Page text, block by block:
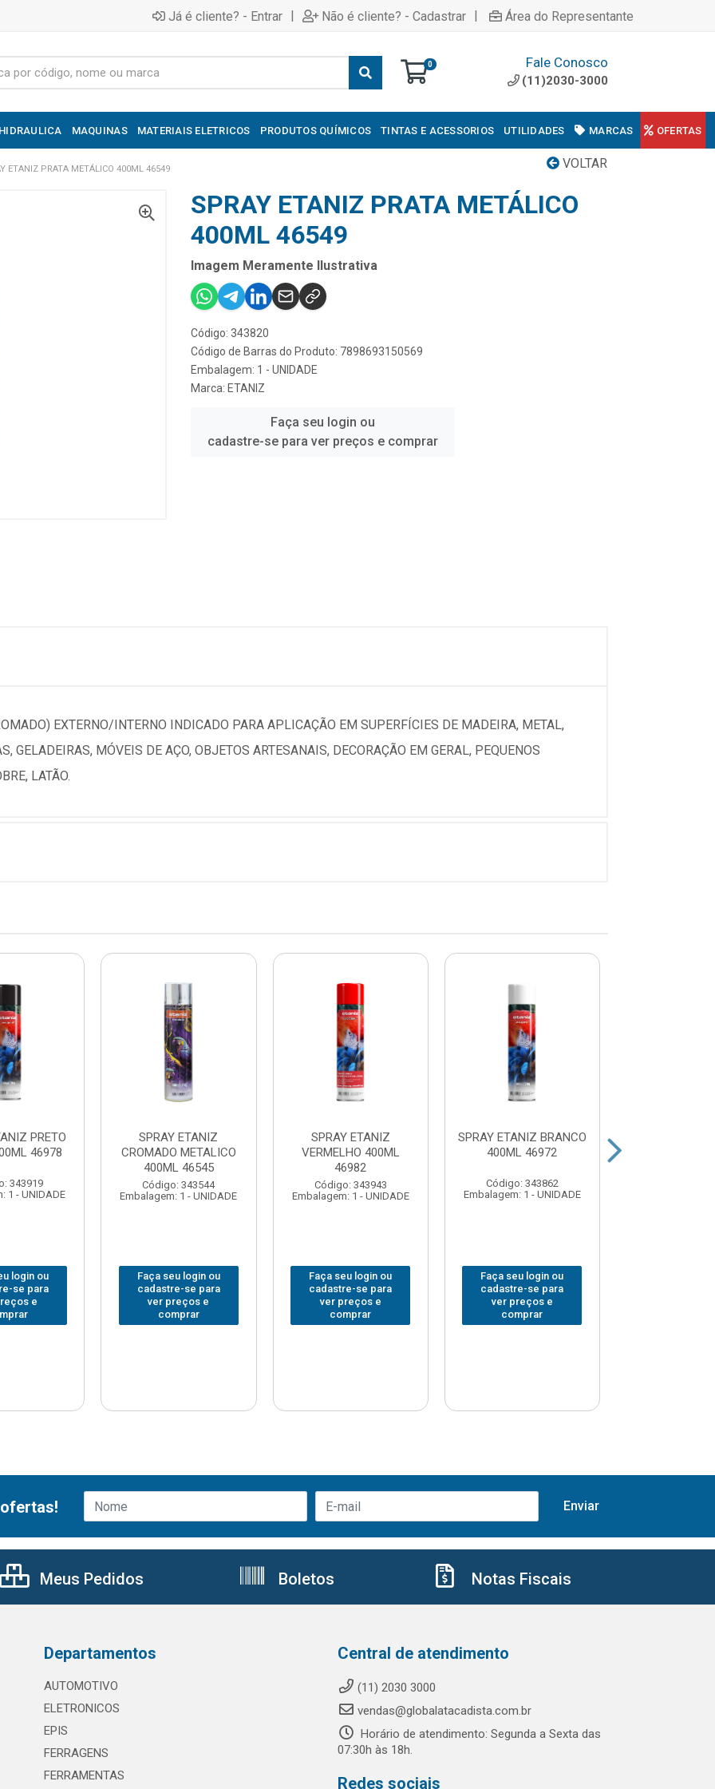
Já é cliente? - Entrar | Não é cliente? - Cadastrar | Área do Representante
0 Fale Conosco
(11)2030-3000
HIDRAULICA MAQUINAS MATERIAIS ELETRICOS PRODUTOS QUÍMICOS TINTAS E ACESSORIOS UTILIDADES MARCAS OFERTAS
VOLTAR
ETANIZ PRATA METÁLICO 400ML 46549
SPRAY ETANIZ PRATA METÁLICO
400ML 46549
Imagem Meramente Ilustrativa
Código: 343820
Código de Barras do Produto: 7898693150569
Embalagem: 1 - UNIDADE
Marca: ETANIZ
Faça seu login ou
cadastre-se para ver preços e comprar
EXTERNO/INTERNO INDICADO PARA APLICAÇÃO EM SUPERFÍCIES DE MADEIRA, METAL,
GELADEIRAS, MÓVEIS DE AÇO, OBJETOS ARTESANAIS, DECORAÇÃO EM GERAL, PEQUENOS
LATÃO.
PRETO
46978
343919
1 - UNIDADE
login ou
se para
e
SPRAY ETANIZ
CROMADO METALICO
400ML 46545
Código: 343544
Embalagem: 1 - UNIDADE
Faça seu login ou
cadastre-se para
ver preços e
comprar
SPRAY ETANIZ
VERMELHO 400ML
46982
Código: 343943
Embalagem: 1 - UNIDADE
Faça seu login ou
cadastre-se para
ver preços e
comprar
SPRAY ETANIZ BRANCO
400ML 46972
Código: 343862
Embalagem: 1 - UNIDADE
Faça seu login ou
cadastre-se para
ver preços e
comprar
Meus Pedidos Boletos Notas Fiscais
Departamentos
AUTOMOTIVO
ELETRONICOS
EPIS
FERRAGENS
FERRAMENTAS
Central de atendimento
(11) 2030 3000
vendas@globalatacadista.com.br
Horário de atendimento: Segunda a Sexta das
07:30h às 18h.
Redes sociais